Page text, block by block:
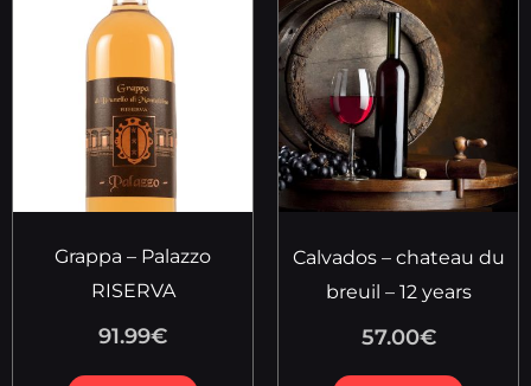
Grappa – Palazzo
RISERVA
91.99€
Calvados – chateau du
breuil – 12 years
57.00€